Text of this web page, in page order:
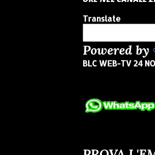
Translate
Powered by
BLC WEB-TV 24